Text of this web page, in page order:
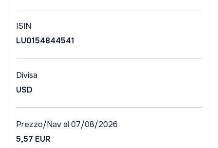
ISIN
LU0154844541
Divisa
USD
Prezzo/Nav al 07/08/2026
5,57 EUR